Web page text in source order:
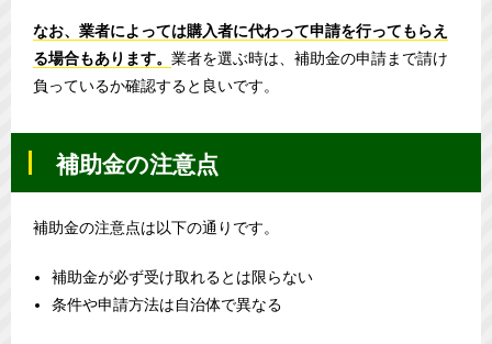
なお、業者によっては購入者に代わって申請を行ってもらえ
る場合もあります。 業者を選ぶ時は、補助金の申請まで請け
負っているか確認すると良いです。
補助金の注意点
補助金の注意点は以下の通りです。
補助金が必ず受け取れるとは限らない
条件や申請方法は自治体で異なる